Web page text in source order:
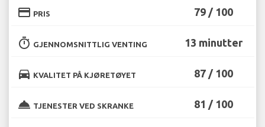
credit_card PRIS 79 / 100
timer GJENNOMSNITTLIG VENTING 13 minutter
directions_car KVALITET PÅ KJØRETØYET 87 / 100
room_service TJENESTER VED SKRANKE 81 / 100